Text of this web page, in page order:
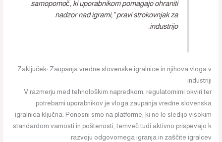
samopomoč, ki uporabnikom pomagajo ohraniti
nadzor nad igrami,” pravi strokovnjak za
industrijo.
Zaključek: Zaupanja vredne slovenske igralnice in njihova vloga v
industriji
V razmerju med tehnološkim napredkom, regulatornimi okviri ter
potrebami uporabnikov je vloga zaupanja vredne slovenska
igralnica ključna. Ponosni smo na platforme, ki ne le sledijo visokim
standardom varnosti in poštenosti, temveč tudi aktivno prispevajo k
razvoju odgovornega igranja in zaščite igralcev.